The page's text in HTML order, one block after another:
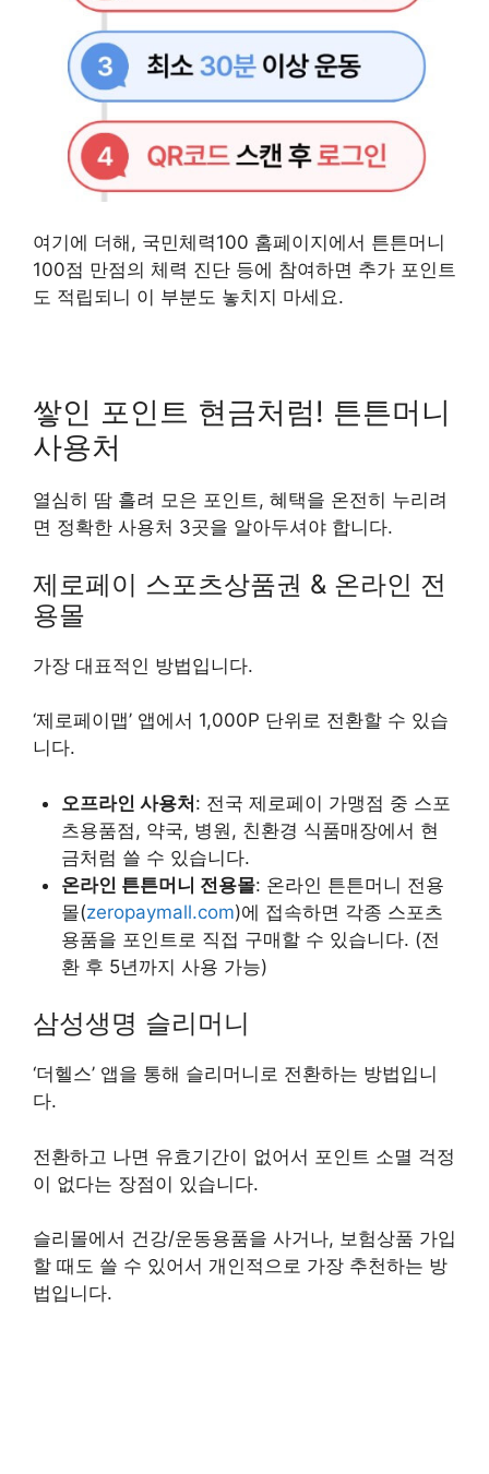
여기에 더해, 국민체력100 홈페이지에서 튼튼머니
100점 만점의 체력 진단 등에 참여하면 추가 포인트
도 적립되니 이 부분도 놓치지 마세요.
쌓인 포인트 현금처럼! 튼튼머니
사용처
열심히 땀 흘려 모은 포인트, 혜택을 온전히 누리려
면 정확한 사용처 3곳을 알아두셔야 합니다.
제로페이 스포츠상품권 & 온라인 전
용몰
가장 대표적인 방법입니다.
‘제로페이맵’ 앱에서 1,000P 단위로 전환할 수 있습
니다.
오프라인 사용처: 전국 제로페이 가맹점 중 스포
츠용품점, 약국, 병원, 친환경 식품매장에서 현
금처럼 쓸 수 있습니다.
온라인 튼튼머니 전용몰: 온라인 튼튼머니 전용
몰(zeropaymall.com)에 접속하면 각종 스포츠
용품을 포인트로 직접 구매할 수 있습니다. (전
환 후 5년까지 사용 가능)
삼성생명 슬리머니
‘더헬스’ 앱을 통해 슬리머니로 전환하는 방법입니
다.
전환하고 나면 유효기간이 없어서 포인트 소멸 걱정
이 없다는 장점이 있습니다.
슬리몰에서 건강/운동용품을 사거나, 보험상품 가입
할 때도 쓸 수 있어서 개인적으로 가장 추천하는 방
법입니다.